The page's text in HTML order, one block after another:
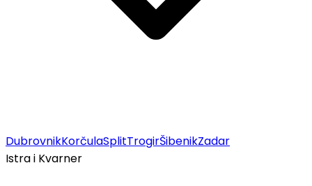
DubrovnikKorčulaSplitTrogirŠibenikZadar
Istra i Kvarner